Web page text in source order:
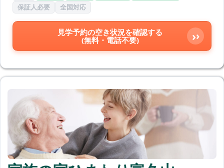
保証人必要
全国対応
見学予約の空き状況を確認する
(無料・電話不要)
›